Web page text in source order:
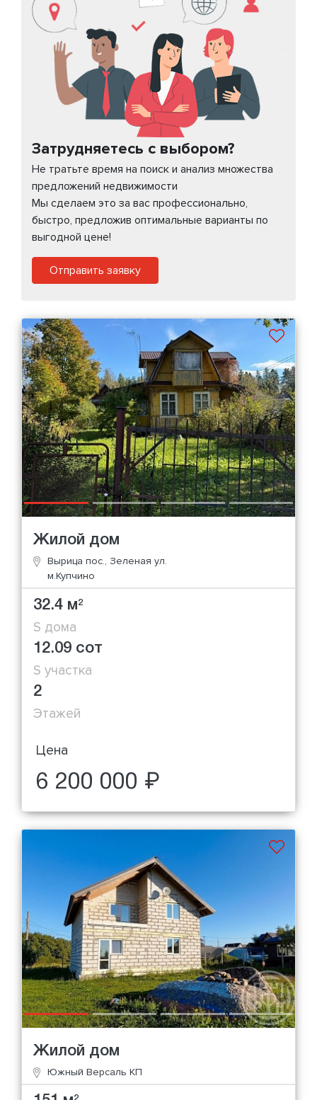
Затрудняетесь с выбором?
Не тратьте время на поиск и анализ множества
предложений недвижимости
Мы сделаем это за вас профессионально,
быстро, предложив оптимальные варианты по
выгодной цене!
Отправить заявку
Жилой дом
Вырица пос., Зеленая ул.
м.Купчино
32.4 м2
S дома
12.09 сот
S участка
2
Этажей
Цена
6 200 000 ₽
Жилой дом
Южный Версаль КП